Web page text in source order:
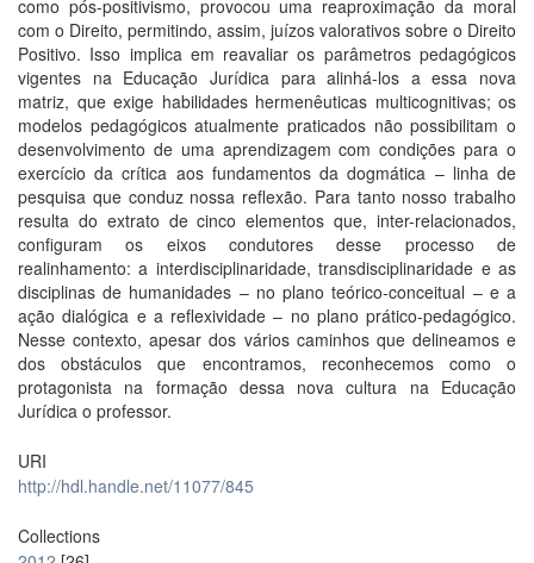
como pós-positivismo, provocou uma reaproximação da moral
com o Direito, permitindo, assim, juízos valorativos sobre o Direito
Positivo. Isso implica em reavaliar os parâmetros pedagógicos
vigentes na Educação Jurídica para alinhá-los a essa nova
matriz, que exige habilidades hermenêuticas multicognitivas; os
modelos pedagógicos atualmente praticados não possibilitam o
desenvolvimento de uma aprendizagem com condições para o
exercício da crítica aos fundamentos da dogmática – linha de
pesquisa que conduz nossa reflexão. Para tanto nosso trabalho
resulta do extrato de cinco elementos que, inter-relacionados,
configuram os eixos condutores desse processo de
realinhamento: a interdisciplinaridade, transdisciplinaridade e as
disciplinas de humanidades – no plano teórico-conceitual – e a
ação dialógica e a reflexividade – no plano prático-pedagógico.
Nesse contexto, apesar dos vários caminhos que delineamos e
dos obstáculos que encontramos, reconhecemos como o
protagonista na formação dessa nova cultura na Educação
Jurídica o professor.
URI
http://hdl.handle.net/11077/845
Collections